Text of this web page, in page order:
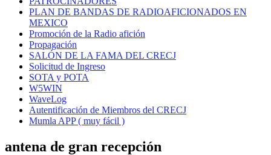
PLAN DE BANDAS DE RADIOAFICIONADOS EN
MEXICO
Promoción de la Radio afición
Propagación
SALÓN DE LA FAMA DEL CRECJ
Solicitud de Ingreso
SOTA y POTA
W5WIN
WaveLog
Autentificación de Miembros del CRECJ
Mumla APP ( muy fácil )
antena de gran recepción